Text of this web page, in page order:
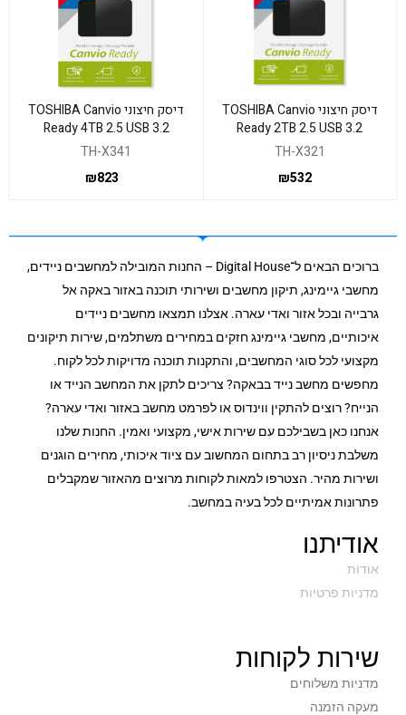
דיסק חיצוני TOSHIBA Canvio
Ready 2TB 2.5 USB 3.2
TH-X321
₪532
דיסק חיצוני TOSHIBA Canvio
Ready 4TB 2.5 USB 3.2
TH-X341
₪823
ברוכים הבאים ל־Digital House – החנות המובילה למחשבים ניידים,
מחשבי גיימינג, תיקון מחשבים ושירותי תוכנה באזור באקה אל
גרבייה ובכל אזור ואדי עארה. אצלנו תמצאו מחשבים ניידים
איכותיים, מחשבי גיימינג חזקים במחירים משתלמים, שירות תיקונים
מקצועי לכל סוגי המחשבים, והתקנות תוכנה מדויקות לכל לקוח.
מחפשים מחשב נייד בבאקה? צריכים לתקן את המחשב הנייד או
הנייח? רוצים להתקין ווינדוס או לפרמט מחשב באזור ואדי עארה?
אנחנו כאן בשבילכם עם שירות אישי, מקצועי ואמין. החנות שלנו
משלבת ניסיון רב בתחום המחשוב עם ציוד איכותי, מחירים הוגנים
ושירות מהיר. הצטרפו למאות לקוחות מרוצים מהאזור שמקבלים
פתרונות אמיתיים לכל בעיה במחשב.
אודיתנו
אודות
מדניות פרטיות
שירות לקוחות
מדניות משלוחים
מעקה הזמנה